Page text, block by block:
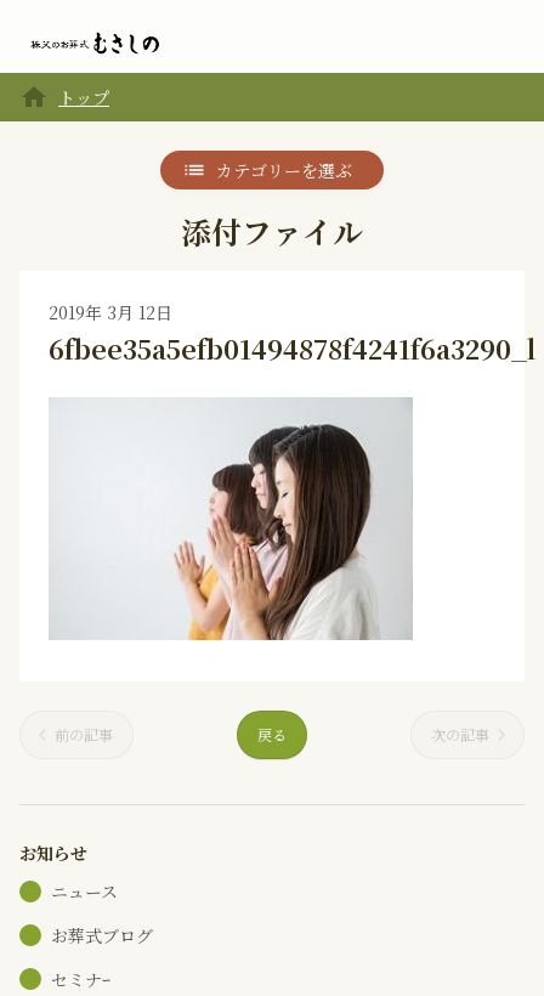
home トップ
カテゴリーを選ぶ
添付ファイル
2019年 3月 12日
6fbee35a5efb01494878f4241f6a3290_l
前の記事 戻る 次の記事
お知らせ
ニュース
お葬式ブログ
セミナｰ